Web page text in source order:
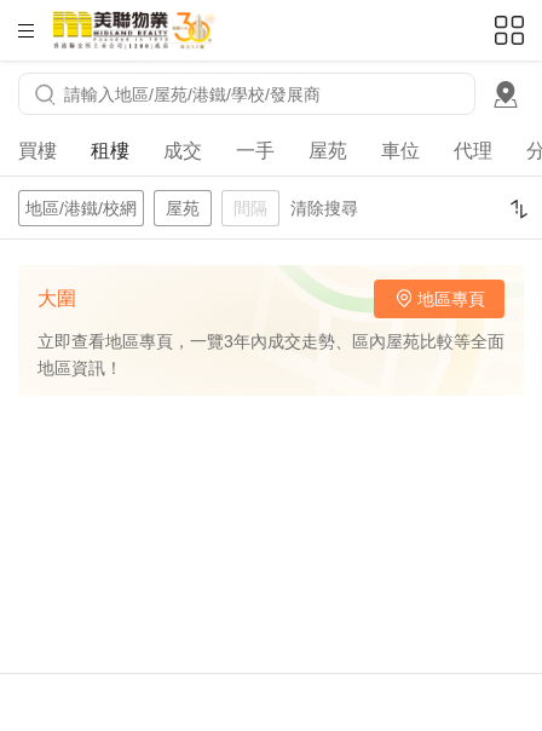
HKD ft²
買樓 租樓 成交 一手 屋苑 車位 代理
地區/港鐵/校網 屋苑 間隔 清除搜尋
大圍 地區專頁
立即查看地區專頁，一覽3年內成交走勢、區內屋苑比較等全面
地區資訊！